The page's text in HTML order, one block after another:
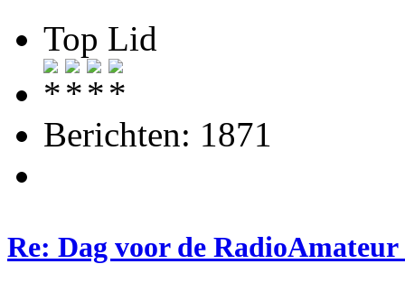
Top Lid
Berichten: 1871
Re: Dag voor de RadioAmateur